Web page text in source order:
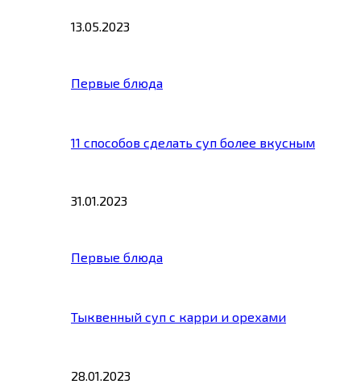
13.05.2023
Первые блюда
11 способов сделать суп более вкусным
31.01.2023
Первые блюда
Тыквенный суп с карри и орехами
28.01.2023